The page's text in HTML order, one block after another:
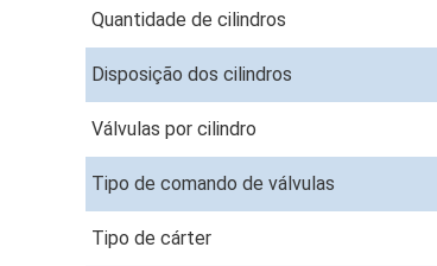
Quantidade de cilindros
Disposição dos cilindros
Válvulas por cilindro
Tipo de comando de válvulas
Tipo de cárter